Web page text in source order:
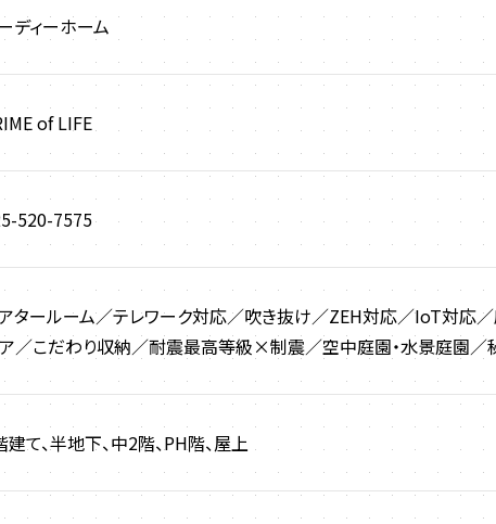
ディーホーム
of LIFE
520-7575
タールーム／テレワーク対応／吹き抜け／ZEH対応／IoT対応
／こだわり収納／耐震最高等級×制震／空中庭園・水景庭園／
建て、半地下、中2階、PH階、屋上